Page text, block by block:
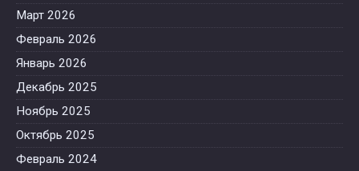
Март 2026
Февраль 2026
Январь 2026
Декабрь 2025
Ноябрь 2025
Октябрь 2025
Февраль 2024